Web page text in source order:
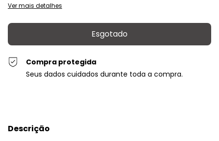
Ver mais detalhes
Compra protegida
Seus dados cuidados durante toda a compra.
Descrição